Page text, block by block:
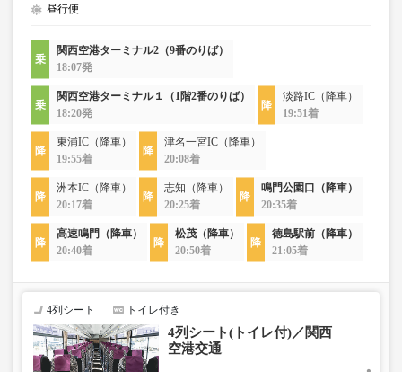
昼行便
関西空港ターミナル2（9番のりば）
18:07発
関西空港ターミナル１（1階2番のりば）
18:20発
淡路IC（降車）
19:51着
東浦IC（降車）
19:55着
津名一宮IC（降車）
20:08着
洲本IC（降車）
20:17着
志知（降車）
20:25着
鳴門公園口（降車）
20:35着
高速鳴門（降車）
20:40着
松茂（降車）
20:50着
徳島駅前（降車）
21:05着
4列シート トイレ付き
4列シート(トイレ付)／関西
空港交通